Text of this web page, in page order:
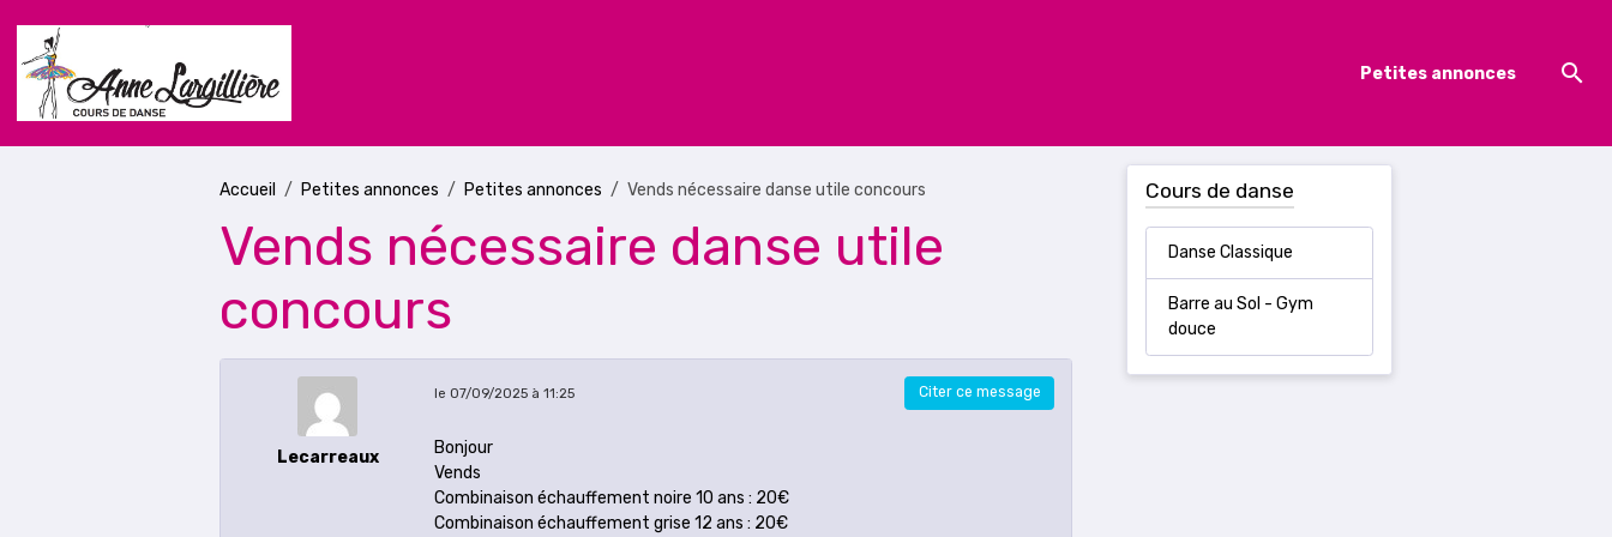
Petites annonces
Accueil Petites annonces Petites annonces Vends nécessaire danse utile concours
Vends nécessaire danse utile
concours
Lecarreaux
le 07/09/2025 à 11:25 Citer ce message
Bonjour
Vends
Combinaison échauffement noire 10 ans : 20€
Combinaison échauffement grise 12 ans : 20€
Cours de danse
Danse Classique
Barre au Sol - Gym
douce